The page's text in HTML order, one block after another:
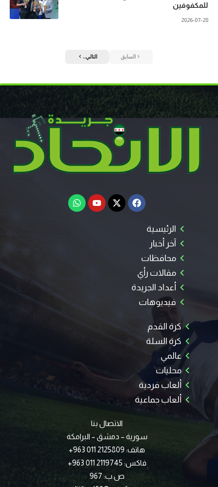
للمكفوفين
2026-07-28
السابق التالي..
الرئيسية
آخر أخبار
محافظات
مقالات رأي
أعداد الجريدة
فيديوهات
كرة القدم
كرة السلة
عالمي
محليات
ألعاب فردية
ألعاب جماعية
الاتصال بنا
سورية – دمشق – البرامكة
هاتف: 2125809 011 963+
فاكس: 2119745 011 963+
ص.ب: 967